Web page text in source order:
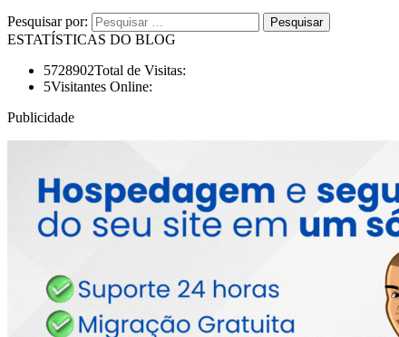
Pesquisar por:
ESTATÍSTICAS DO BLOG
5728902Total de Visitas:
5Visitantes Online:
Publicidade